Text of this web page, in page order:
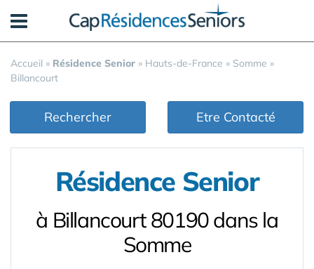
Accueil » Résidence Senior » Hauts-de-France » Somme »
Billancourt
Rechercher Etre Contacté
Résidence Senior
à Billancourt 80190 dans la
Somme